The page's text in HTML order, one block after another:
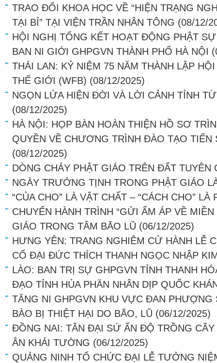
TRAO ĐỔI KHOA HỌC VỀ “HIỆN TRẠNG
TẠI BỈ” TẠI VIỆN TRẦN NHÂN TÔNG (08/12/
HỘI NGHỊ TỔNG KẾT HOẠT ĐỘNG PHẬT
BAN NI GIỚI GHPGVN THÀNH PHỐ HÀ NỘI
THÁI LAN: KỶ NIỆM 75 NĂM THÀNH LẬP
THẾ GIỚI (WFB) (08/12/2025)
NGỌN LỬA HIỆN ĐỜI VÀ LỜI CẢNH TỈNH
(08/12/2025)
HÀ NỘI: HỌP BÀN HOÀN THIỆN HỒ SƠ
QUYỀN VỀ CHƯƠNG TRÌNH ĐÀO TẠO TIẾN
(08/12/2025)
DÒNG CHẢY PHẬT GIÁO TRÊN ĐẤT TUYÊN
NGÀY TRƯỞNG TỊNH TRONG PHẬT GIÁO
“CỦA CHO” LÀ VẬT CHẤT – “CÁCH CHO” LÀ
CHUYẾN HÀNH TRÌNH “GỬI ẤM ÁP VỀ MIỀN
GIÁO TRONG TÂM BÃO LŨ (06/12/2025)
HƯNG YÊN: TRANG NGHIÊM CỬ HÀNH LỄ
CỐ ĐẠI ĐỨC THÍCH THANH NGỌC NHẬP
LÀO: BAN TRỊ SỰ GHPGVN TỈNH THANH
ĐẠO TỈNH HỦA PHĂN NHÂN DỊP QUỐC
TĂNG NI GHPGVN KHU VỰC ĐAN PHƯỢNG
BÀO BỊ THIỆT HẠI DO BÃO, LŨ (06/12/2025)
ĐỒNG NAI: TÂN ĐẠI SỨ ẤN ĐỘ TRỒNG
ÂN KHẢI TƯỜNG (06/12/2025)
QUẢNG NINH TỔ CHỨC ĐẠI LỄ TƯỞNG